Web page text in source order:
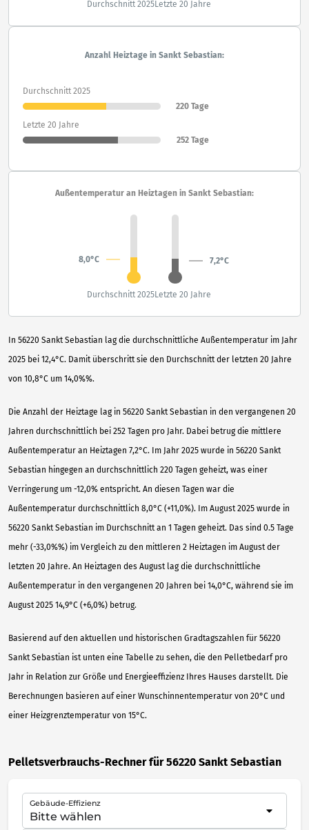
In 56220 Sankt Sebastian lag die durchschnittliche Außentemperatur im Jahr
2025 bei 12,4°C. Damit überschritt sie den Durchschnitt der letzten 20 Jahre
von 10,8°C um 14,0%%.
Die Anzahl der Heiztage lag in 56220 Sankt Sebastian in den vergangenen 20
Jahren durchschnittlich bei 252 Tagen pro Jahr. Dabei betrug die mittlere
Außentemperatur an Heiztagen 7,2°C. Im Jahr 2025 wurde in 56220 Sankt
Sebastian hingegen an durchschnittlich 220 Tagen geheizt, was einer
Verringerung um -12,0% entspricht. An diesen Tagen war die
Außentemperatur durchschnittlich 8,0°C (+11,0%). Im August 2025 wurde in
56220 Sankt Sebastian im Durchschnitt an 1 Tagen geheizt. Das sind 0.5 Tage
mehr (-33,0%%) im Vergleich zu den mittleren 2 Heiztagen im August der
letzten 20 Jahre. An Heiztagen des August lag die durchschnittliche
Außentemperatur in den vergangenen 20 Jahren bei 14,0°C, während sie im
August 2025 14,9°C (+6,0%) betrug.
Basierend auf den aktuellen und historischen Gradtagszahlen für 56220
Sankt Sebastian ist unten eine Tabelle zu sehen, die den Pelletbedarf pro
Jahr in Relation zur Größe und Energieeffizienz Ihres Hauses darstellt. Die
Berechnungen basieren auf einer Wunschinnentemperatur von 20°C und
einer Heizgrenztemperatur von 15°C.
Durchschnitt 2025Letzte 20 Jahre
Anzahl Heiztage in Sankt Sebastian:
Durchschnitt 2025
220 Tage
Letzte 20 Jahre
252 Tage
Außentemperatur an Heiztagen in Sankt Sebastian:
8,0°C 7,2°C
Durchschnitt 2025Letzte 20 Jahre
Pelletsverbrauchs-Rechner für 56220 Sankt Sebastian
Gebäude-Effizienz